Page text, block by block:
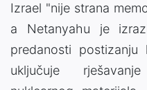
Izrael "nije strana
a Netanyahu je
predanosti postizanju
uključuje